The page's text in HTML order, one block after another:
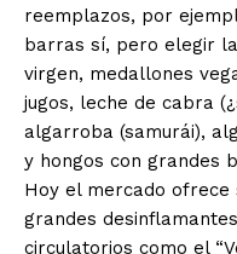
reemplazos, por
barras sí, pero elegir
virgen, medallones
jugos, leche de cabra
algarroba (samurái),
y hongos con grandes
Hoy el mercado
grandes
circulatorios como el